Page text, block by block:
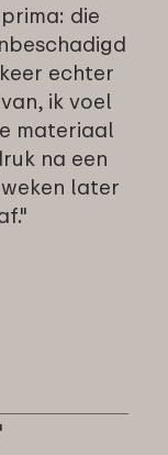
die
echter
ik voel
materiaal
na een
later